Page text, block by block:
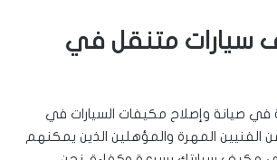
سيارات متنقل في
صيانة وإصلاح مكيفات السيارات في
الفنيين المهرة والمؤهلين الذين يمكنهم